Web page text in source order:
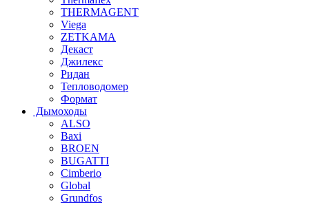
THERMAGENT
Viega
ZETKAMA
Декаст
Джилекс
Ридан
Тепловодомер
Формат
Дымоходы
ALSO
Baxi
BROEN
BUGATTI
Cimberio
Global
Grundfos